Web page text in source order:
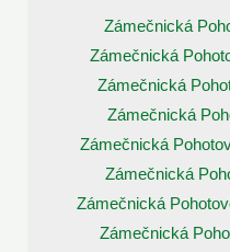
Zámečnická
Zámečnická
Zámečnická
Zámečnická
Zámečnická
Zámečnická
Zámečnická
Zámečnická